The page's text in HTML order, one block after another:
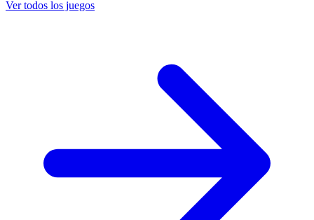
Ver todos los juegos